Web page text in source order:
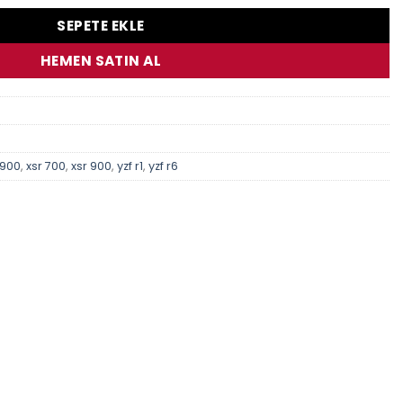
SEPETE EKLE
HEMEN SATIN AL
, xsr 700, xsr 900, yzf r1, yzf r6